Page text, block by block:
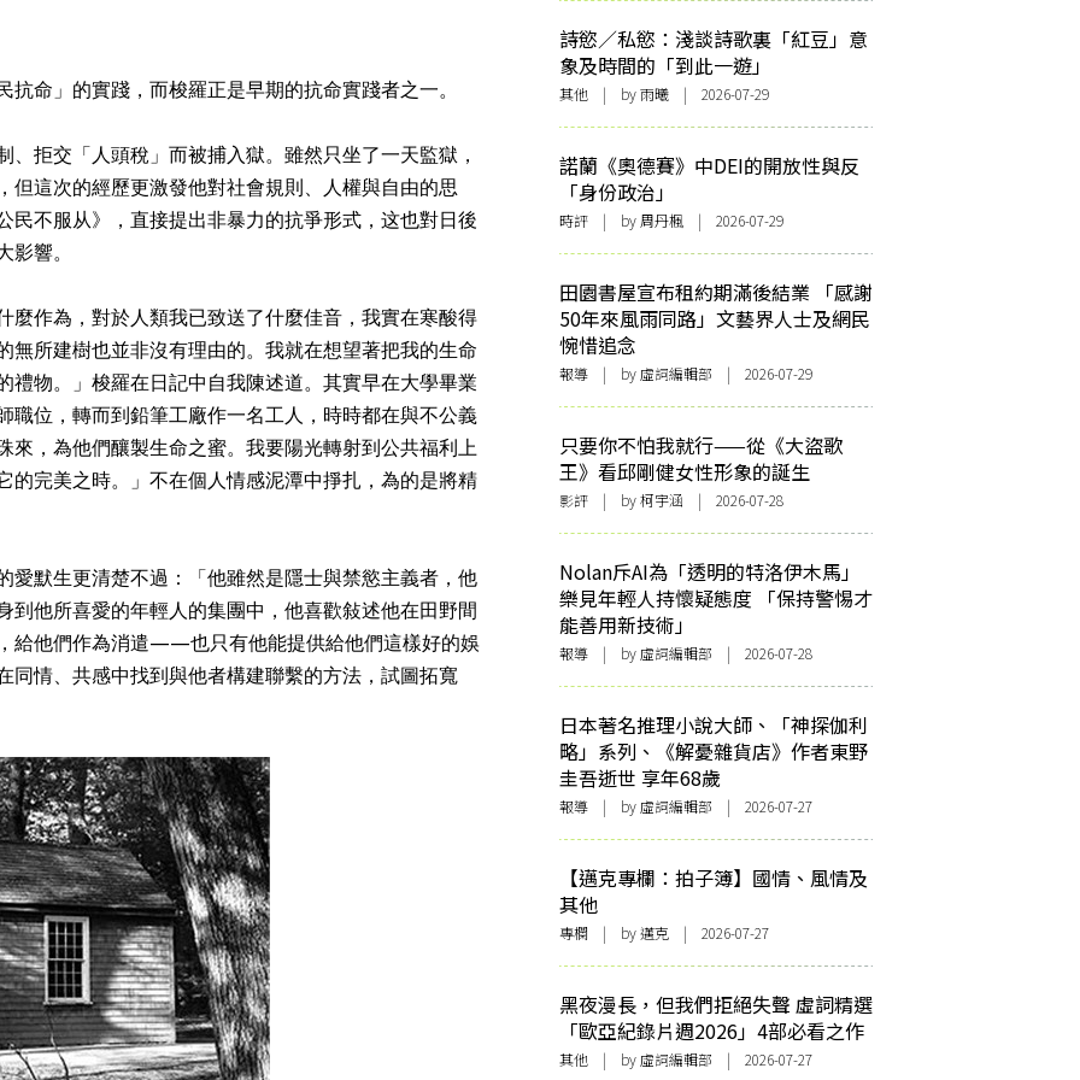
命」的實踐，而梭羅正是早期的抗命實踐者之一。
拒交「人頭稅」而被捕入獄。雖然只坐了一天監獄，
但這次的經歷更激發他對社會規則、人權與自由的思
民不服从》，直接提出非暴力的抗爭形式，这也對日後
響。
麼作為，對於人類我已致送了什麼佳音，我實在寒酸得
無所建樹也並非沒有理由的。我就在想望著把我的生命
禮物。」梭羅在日記中自我陳述道。其實早在大學畢業
職位，轉而到鉛筆工廠作一名工人，時時都在與不公義
來，為他們釀製生命之蜜。我要陽光轉射到公共福利上
完美之時。」不在個人情感泥潭中掙扎，為的是將精
愛默生更清楚不過：「他雖然是隱士與禁慾主義者，他
到他所喜愛的年輕人的集團中，他喜歡敍述他在田野間
給他們作為消遣——也只有他能提供給他們這樣好的娛
情、共感中找到與他者構建聯繫的方法，試圖拓寬
詩慾／私慾：淺談詩歌裏「紅豆」意
象及時間的「到此一遊」
其他 | by 雨曦 | 2026-07-29
諾蘭《奧德賽》中DEI的開放性與反
「身份政治」
時評 | by 周丹楓 | 2026-07-29
田園書屋宣布租約期滿後結業 「感謝
50年來風雨同路」文藝界人士及網民
惋惜追念
報導 | by 虛詞編輯部 | 2026-07-29
只要你不怕我就行——從《大盜歌
王》看邱剛健女性形象的誕生
影評 | by 柯宇涵 | 2026-07-28
Nolan斥AI為「透明的特洛伊木馬」
樂見年輕人持懷疑態度 「保持警惕才
能善用新技術」
報導 | by 虛詞編輯部 | 2026-07-28
日本著名推理小說大師、「神探伽利
略」系列、《解憂雜貨店》作者東野
圭吾逝世 享年68歲
報導 | by 虛詞編輯部 | 2026-07-27
【邁克專欄：拍子簿】國情、風情及
其他
專欄 | by邁克 | 2026-07-27
黑夜漫長，但我們拒絕失聲 虛詞精選
「歐亞紀錄片週2026」4部必看之作
其他 | by 虛詞編輯部 | 2026-07-27